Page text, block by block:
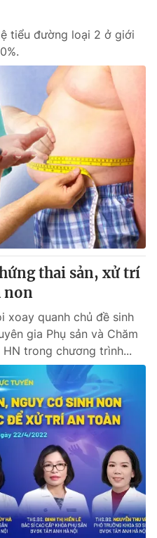
Việt Nam
điện tử số 483/GP-BTTTT
Hạnh, Phạm Quốc Thắng,
024.38 355 932
897 897
tiểu đường loại 2 ở giới
thai sản, xử trí
non
xoay quanh chủ đề sinh
gia Phụ sản và Chăm
HN trong chương trình...